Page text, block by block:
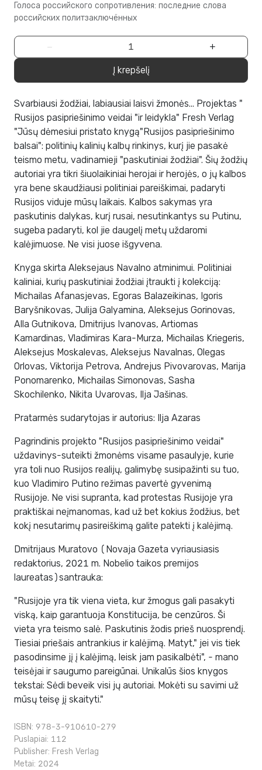
Голоса российского сопротивления: последние слова
российских политзаключённых
− +
Į krepšelį
Svarbiausi žodžiai, labiausiai laisvi žmonės... Projektas "
Rusijos pasipriešinimo veidai "ir leidykla" Fresh Verlag
"Jūsų dėmesiui pristato knygą"Rusijos pasipriešinimo
balsai": politinių kalinių kalbų rinkinys, kurį jie pasakė
teismo metu, vadinamieji "paskutiniai žodžiai". Šių žodžių
autoriai yra tikri šiuolaikiniai herojai ir herojės, o jų kalbos
yra bene skaudžiausi politiniai pareiškimai, padaryti
Rusijos viduje mūsų laikais. Kalbos sakymas yra
paskutinis dalykas, kurį rusai, nesutinkantys su Putinu,
sugeba padaryti, kol jie daugelį metų uždaromi
kalėjimuose. Ne visi juose išgyvena.
Knyga skirta Aleksejaus Navalno atminimui. Politiniai
kaliniai, kurių paskutiniai žodžiai įtraukti į kolekciją:
Michailas Afanasjevas, Egoras Balazeikinas, Igoris
Baryšnikovas, Julija Galyamina, Aleksejus Gorinovas,
Alla Gutnikova, Dmitrijus Ivanovas, Artiomas
Kamardinas, Vladimiras Kara-Murza, Michailas Kriegeris,
Aleksejus Moskalevas, Aleksejus Navalnas, Olegas
Orlovas, Viktorija Petrova, Andrejus Pivovarovas, Marija
Ponomarenko, Michailas Simonovas, Sasha
Skochilenko, Nikita Uvarovas, Ilja Jašinas.
Pratarmės sudarytojas ir autorius: Ilja Azaras
Pagrindinis projekto "Rusijos pasipriešinimo veidai"
uždavinys-suteikti žmonėms visame pasaulyje, kurie
yra toli nuo Rusijos realijų, galimybę susipažinti su tuo,
kuo Vladimiro Putino režimas pavertė gyvenimą
Rusijoje. Ne visi supranta, kad protestas Rusijoje yra
praktiškai neįmanomas, kad už bet kokius žodžius, bet
kokį nesutarimų pasireiškimą galite patekti į kalėjimą.
Dmitrijaus Muratovo (Novaja Gazeta vyriausiasis
redaktorius, 2021 m. Nobelio taikos premijos
laureatas)santrauka:
"Rusijoje yra tik viena vieta, kur žmogus gali pasakyti
viską, kaip garantuoja Konstitucija, be cenzūros. Ši
vieta yra teismo salė. Paskutinis žodis prieš nuosprendį.
Tiesiai priešais antrankius ir kalėjimą. Matyt," jei vis tiek
pasodinsime jį į kalėjimą, leisk jam pasikalbėti", - mano
teisėjai ir saugumo pareigūnai. Unikalūs šios knygos
tekstai: Sėdi beveik visi jų autoriai. Mokėti su savimi už
mūsų teisę jį skaityti."
ISBN: 978-3-910610-279
Puslapiai: 112
Publisher: Fresh Verlag
Metai: 2024